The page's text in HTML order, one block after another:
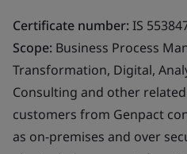
Certificate number:IS
Scope: Business Process
Transformation, Digital,
Consulting and other
customers from Genpact
as on-premises and over